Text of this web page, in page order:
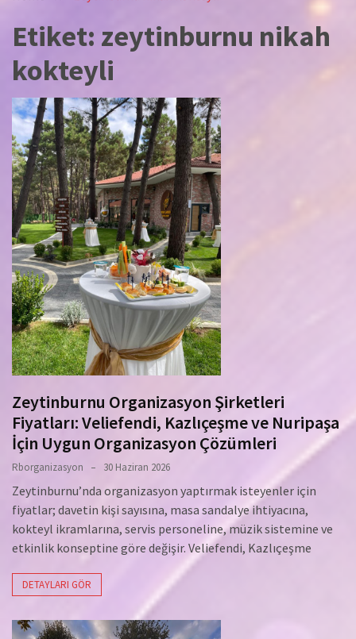
Etiket: zeytinburnu nikah
kokteyli
Zeytinburnu Organizasyon Şirketleri
Fiyatları: Veliefendi, Kazlıçeşme ve Nuripaşa
İçin Uygun Organizasyon Çözümleri
Rborganizasyon 30 Haziran 2026
Zeytinburnu’nda organizasyon yaptırmak isteyenler için
fiyatlar; davetin kişi sayısına, masa sandalye ihtiyacına,
kokteyl ikramlarına, servis personeline, müzik sistemine ve
etkinlik konseptine göre değişir. Veliefendi, Kazlıçeşme
DETAYLARI GÖR